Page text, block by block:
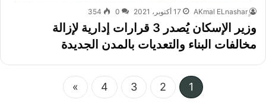
17 أكتوبر، 2021 0
354
وزير الإسكان يُصدر 3 قرارات إدارية لإزالة
مخالفات البناء والتعديات بالمدن الجديدة
1
2
3
4
»